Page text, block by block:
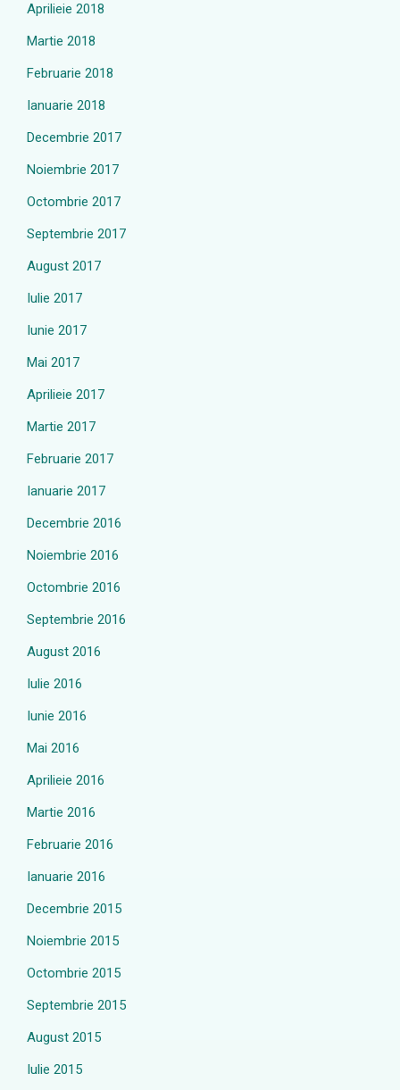
Aprilieie 2018
Martie 2018
Februarie 2018
Ianuarie 2018
Decembrie 2017
Noiembrie 2017
Octombrie 2017
Septembrie 2017
August 2017
Iulie 2017
Iunie 2017
Mai 2017
Aprilieie 2017
Martie 2017
Februarie 2017
Ianuarie 2017
Decembrie 2016
Noiembrie 2016
Octombrie 2016
Septembrie 2016
August 2016
Iulie 2016
Iunie 2016
Mai 2016
Aprilieie 2016
Martie 2016
Februarie 2016
Ianuarie 2016
Decembrie 2015
Noiembrie 2015
Octombrie 2015
Septembrie 2015
August 2015
Iulie 2015